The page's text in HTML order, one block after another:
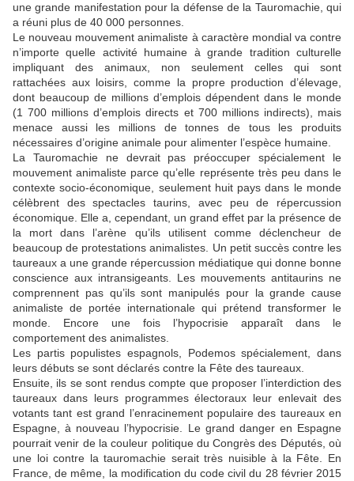
une grande manifestation pour la défense de la Tauromachie, qui
a réuni plus de 40 000 personnes.
Le nouveau mouvement animaliste à caractère mondial va contre
n’importe quelle activité humaine à grande tradition culturelle
impliquant des animaux, non seulement celles qui sont
rattachées aux loisirs, comme la propre production d’élevage,
dont beaucoup de millions d’emplois dépendent dans le monde
(1 700 millions d’emplois directs et 700 millions indirects), mais
menace aussi les millions de tonnes de tous les produits
nécessaires d’origine animale pour alimenter l’espèce humaine.
La Tauromachie ne devrait pas préoccuper spécialement le
mouvement animaliste parce qu’elle représente très peu dans le
contexte socio-économique, seulement huit pays dans le monde
célèbrent des spectacles taurins, avec peu de répercussion
économique. Elle a, cependant, un grand effet par la présence de
la mort dans l’arène qu’ils utilisent comme déclencheur de
beaucoup de protestations animalistes. Un petit succès contre les
taureaux a une grande répercussion médiatique qui donne bonne
conscience aux intransigeants. Les mouvements antitaurins ne
comprennent pas qu’ils sont manipulés pour la grande cause
animaliste de portée internationale qui prétend transformer le
monde. Encore une fois l’hypocrisie apparaît dans le
comportement des animalistes.
Les partis populistes espagnols, Podemos spécialement, dans
leurs débuts se sont déclarés contre la Fête des taureaux.
Ensuite, ils se sont rendus compte que proposer l’interdiction des
taureaux dans leurs programmes électoraux leur enlevait des
votants tant est grand l’enracinement populaire des taureaux en
Espagne, à nouveau l’hypocrisie. Le grand danger en Espagne
pourrait venir de la couleur politique du Congrès des Députés, où
une loi contre la tauromachie serait très nuisible à la Fête. En
France, de même, la modification du code civil du 28 février 2015